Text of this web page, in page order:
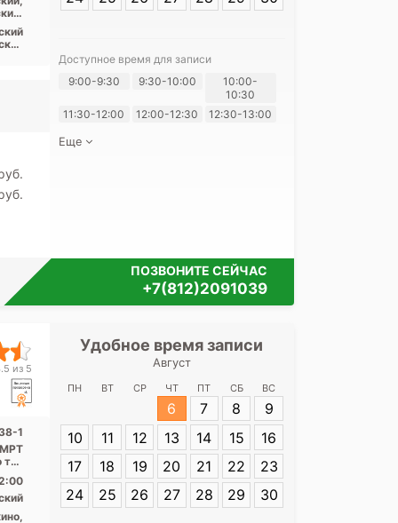
Доступное время для записи
9:00-9:30
9:30-10:00
10:00-
10:30
11:30-12:00
12:00-12:30 12:30-13:00
Еще
ПОЗВОНИТЕ СЕЙЧАС
+7(812)2091039
из 5
1
МРТ
...
Удобное время записи
Август
ПН ВТ СР ЧТ ПТ СБ ВС
6 7 8
9
10
11 12 13 14 15
16
17
18 19 20 21 22
23
24
25 26 27 28 29 30